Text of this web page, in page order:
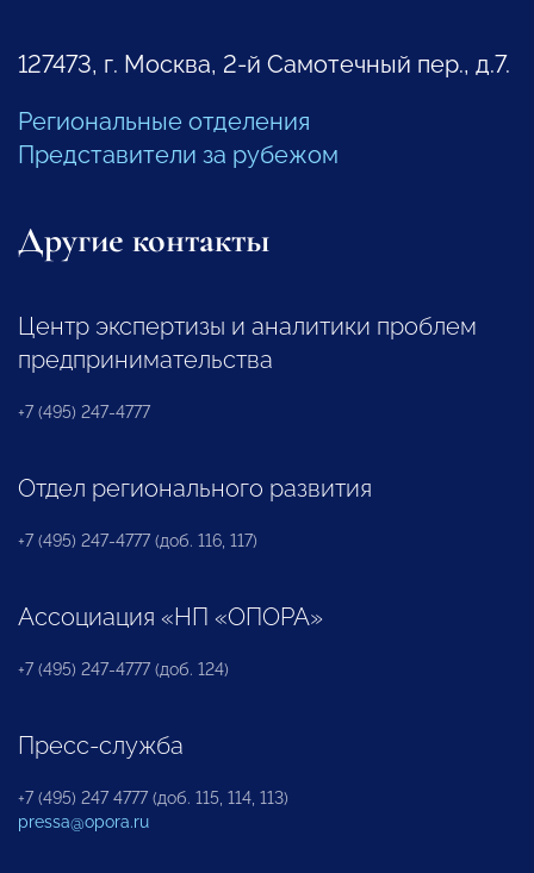
127473, г. Москва, 2-й Самотечный пер., д.7.
Региональные отделения
Представители за рубежом
Другие контакты
Центр экспертизы и аналитики проблем
предпринимательства
+7 (495) 247-4777
Отдел регионального развития
+7 (495) 247-4777 (доб. 116, 117)
Ассоциация «НП «ОПОРА»
+7 (495) 247-4777 (доб. 124)
Пресс-служба
+7 (495) 247 4777 (доб. 115, 114, 113)
pressa@opora.ru